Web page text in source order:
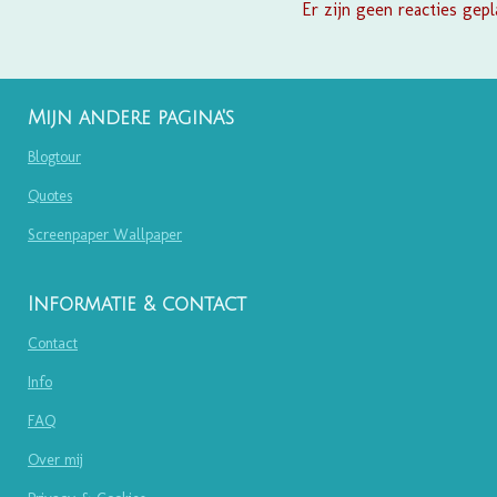
Er zijn geen reacties
Mijn andere pagina's
Blogtour
Quotes
Screenpaper Wallpaper
Informatie & contact
Contact
Info
FAQ
Over mij